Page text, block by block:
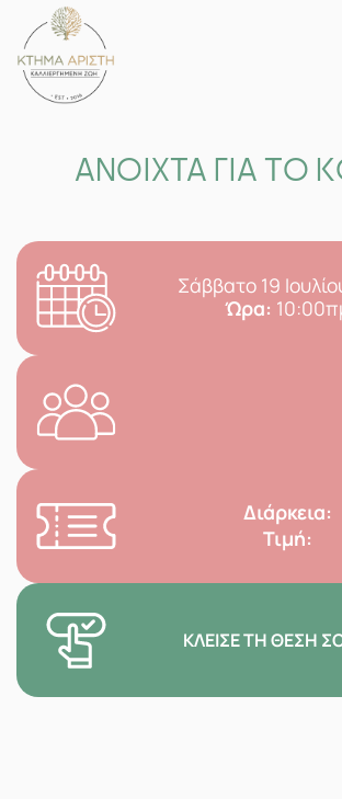
content
ΑΝΟΙΧΤΑ ΓΙΑ ΤΟ
Σάββατο 19
Ώρα:
Διάρκεια:
Τιμή:
ΚΛΕΊΣΕ ΤΗ ΘΈΣΗ